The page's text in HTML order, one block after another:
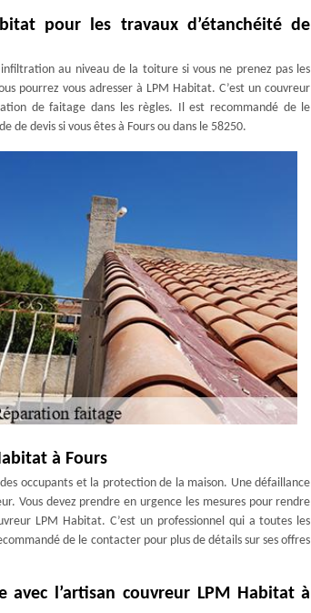
pour les travaux d’étanchéité de
au niveau de la toiture si vous ne prenez pas les
pourrez vous adresser à LPM Habitat. C’est un couvreur
de faitage dans les règles. Il est recommandé de le
de devis si vous êtes à Fours ou dans le 58250.
à Fours
occupants et la protection de la maison. Une défaillance
Vous devez prendre en urgence les mesures pour rendre
LPM Habitat. C’est un professionnel qui a toutes les
de le contacter pour plus de détails sur ses offres
l’artisan couvreur LPM Habitat à